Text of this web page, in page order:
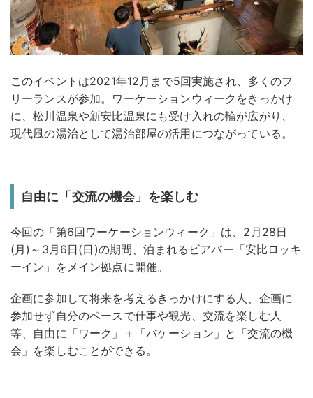
このイベントは2021年12月まで5回実施され、多くのフ
リーランスが参加。ワーケーションウィークをきっかけ
に、松川温泉や新安比温泉にも受け入れの輪が広がり、
現代風の湯治として湯治部屋の活用につながっている。
自由に「交流の機会」を楽しむ
今回の「第6回ワーケーションウィーク」は、2月28日
(月)～3月6日(日)の期間、泊まれるビアバー「安比ロッキ
ーイン」をメイン拠点に開催。
企画に参加して将来を考えるきっかけにする人、企画に
参加せず自分のペースで仕事や観光、交流を楽しむ人
等、自由に「ワーク」＋「バケーション」と「交流の機
会」を楽しむことができる。